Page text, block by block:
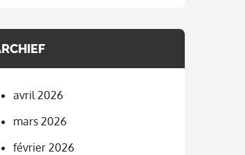
avril 2026
mars 2026
février 2026